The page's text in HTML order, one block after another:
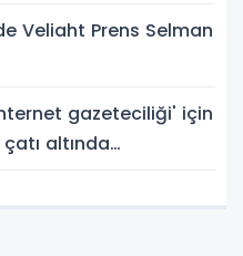
Veliaht Prens Selman
gazeteciliği' için
altında